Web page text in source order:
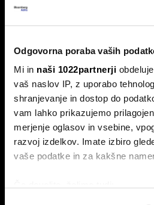
Odgovorna poraba vaših
Mi in naši 1022partnerji
vaš naslov IP, z uporabo
shranjevanje in dostop do
vam lahko prikazujemo
merjenje oglasov in vsebine,
razvoj izdelkov. Imate izbiro
vaše podatke in za kakšne
Odpiranje Hormuške
Borza na rekordu, ekonomija na
Top